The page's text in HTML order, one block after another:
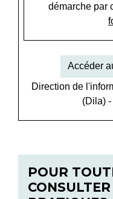
démarche par
Accéder
Direction de
(Dila)
POUR